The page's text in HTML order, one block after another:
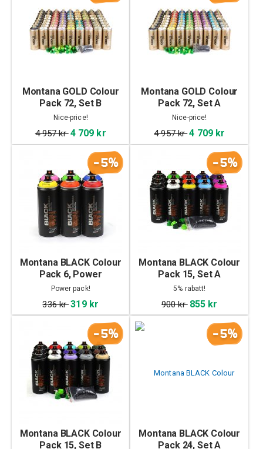
Montana GOLD Colour
Pack 72, Set B
Nice-price!
4 957 kr4 709 kr
Montana GOLD Colour
Pack 72, Set A
Nice-price!
4 957 kr4 709 kr
-5%
Montana BLACK Colour
Pack 6, Power
Power pack!
336 kr319 kr
-5%
Montana BLACK Colour
Pack 15, Set A
5% rabatt!
900 kr 855 kr
-5%
Montana BLACK Colour
Pack 15, Set B
-5%
Montana BLACK Colour
Pack 24, Set A